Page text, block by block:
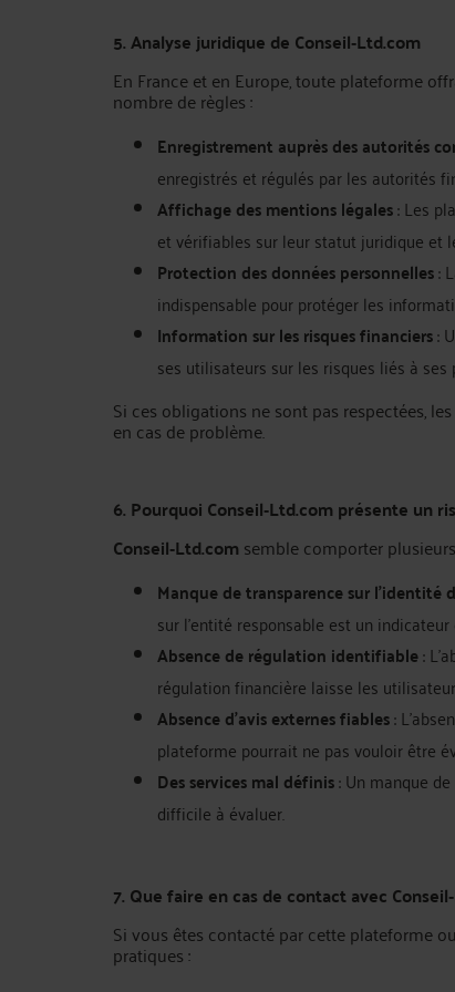
5. Analyse juridique de Conseil‑Ltd.com
En France et en Europe, toute plateforme
nombre de règles :
Enregistrement auprès des autorités
enregistrés et régulés par les autorités
Affichage des mentions légales: Les
et vérifiables sur leur statut juridique et
Protection des données personnelles:
indispensable pour protéger les
Information sur les risques financiers:
ses utilisateurs sur les risques liés à ses
Si ces obligations ne sont pas respectées,
en cas de problème.
6. Pourquoi Conseil‑Ltd.com présente un
Conseil‑Ltd.com semble comporter
Manque de transparence sur l’identité
sur l'entité responsable est un indicateur
Absence de régulation identifiable:
régulation financière laisse les
Absence d’avis externes fiables:
plateforme pourrait ne pas vouloir être
Des services mal définis: Un manque
difficile à évaluer.
7. Que faire en cas de contact avec
Si vous êtes contacté par cette plateforme
pratiques :